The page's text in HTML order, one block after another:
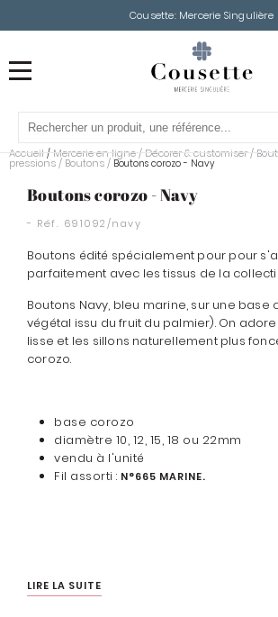
Cousette: Mercerie Singulière
Accueil /Mercerie en ligne/Décorer & customiser/
pressions / Boutons / Boutons corozo - Navy
Boutons corozo - Navy
- Réf. 691092/navy
Boutons édité spécialement pour pour
parfaitement avec les tissus de la
Boutons Navy, bleu marine, sur une base
végétal issu du fruit du palmier). On
lisse et les sillons naturellement plus
corozo.
base corozo
diamètre 10, 12, 15, 18 ou 22mm
vendu à l'unité
Fil assorti : N°665 MARINE.
LIRE LA SUITE